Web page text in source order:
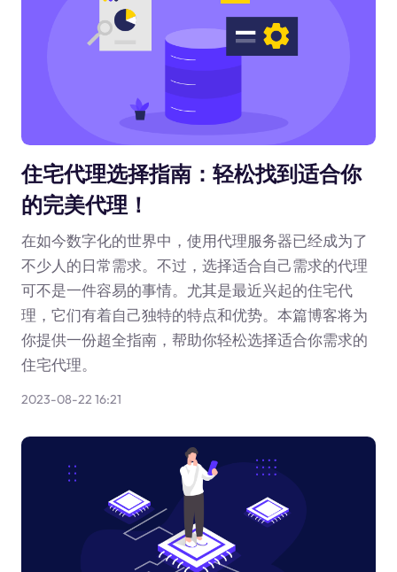
住宅代理选择指南：轻松找到适合你
的完美代理！
在如今数字化的世界中，使用代理服务器已经成为了
不少人的日常需求。不过，选择适合自己需求的代理
可不是一件容易的事情。尤其是最近兴起的住宅代
理，它们有着自己独特的特点和优势。本篇博客将为
你提供一份超全指南，帮助你轻松选择适合你需求的
住宅代理。
2023-08-22 16:21